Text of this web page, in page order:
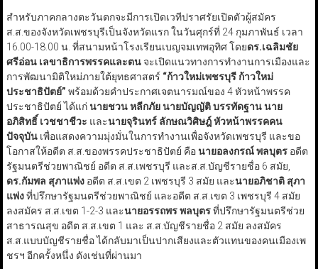
สำหรับภาคกลางตะวันตกจะมีการเปิดเวทีปราศรัยเปิดตัวผู้สมัคร
ส.ส.ของจังหวัดเพชรบุรีเป็นจังหวัดแรก ในวันศุกร์ที่ 24 กุมภาพันธ์ เวลา
16.00-18.00 น. ที่สนามหน้าโรงเรียนเบญจมเทพอุทิศ โดยดร.เฉลิมชัย
ศรีอ่อน เลขาธิการพรรคและตนจะเปิดแนวทางการทำงานการเมืองและ
การพัฒนามิติใหม่ภายใต้ยุทธศาสตร์ “ก้าวใหม่เพชรบุรี ก้าวใหม่
ประชาธิปัตย์” พร้อมด้วยคำประกาศเจตนารมณ์ของ 4 หัวหน้าพรรค
ประชาธิปัตย์ ได้แก่นายชวน หลีกภัย นายบัญญัติ บรรทัดฐาน นาย
อภิสิทธิ์ เวชชาชีวะ และนายจุรินทร์ ลักษณวิศิษฎ์ หัวหน้าพรรคคน
ปัจจุบัน เพื่อแสดงความมุ่งมั่นในการทำงานเพื่อจังหวัดเพชรบุรี และขอ
โอกาสให้อดีต ส.ส.ของพรรคประชาธิปัตย์ คือนายอลงกรณ์ พลบุตรอดีต
รัฐมนตรีช่วยพาณิชย์ อดีต ส.ส.เพชรบุรี และส.ส.บัญชีรายชื่อ 6 สมัย,
ดร.กัมพล สุภาแพ่งอดีต ส.ส.เขต 2 เพชรบุรี 3 สมัย และนายอภิชาติ สุภา
แพ่งที่ปรึกษารัฐมนตรีช่วยพาณิชย์ และอดีต ส.ส.เขต 3 เพชรบุรี 4 สมัย
ลงสมัคร ส.ส.เขต 1-2-3 และนายอรรถพร พลบุตรที่ปรึกษารัฐมนตรีช่วย
สาธารณสุข อดีต ส.ส.เขต 1 และ ส.ส.บัญชีรายชื่อ 2 สมัย ลงสมัคร
ส.ส.แบบบัญชีรายชื่อ ได้กลับมาเป็นปากเสียงและตัวแทนของคนเมืองเพ
ชรฯ อีกครั้งหนึ่ง ดังเช่นที่ผ่านมา